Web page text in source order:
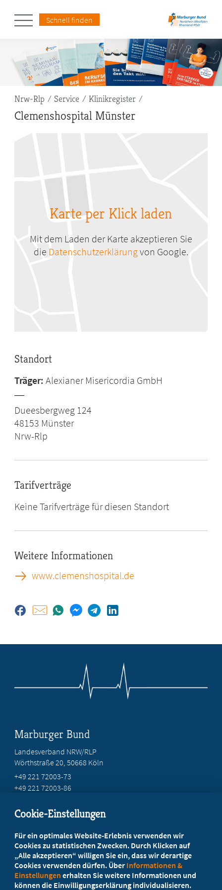
Schnell finden
Pfadnavigation
Nrw-Rlp Service Klinikregister
Clemenshospital Münster
Karte per Klick laden
Mit dem Laden der Karte akzeptieren Sie
die Datenschutzerklärungvon Google.
Standort
Träger: Alexianer Misericordia GmbH
Dueesbergweg 124
48153 Münster
Nrw-Rlp
Tarifverträge
Keine Tarifverträge für diesen Standort
Weitere Informationen
www.clemenshospital.de
Marburger Bund
Landesverband NRW/RLP
Wörthstraße 20, 50668 Köln
+49 221 72003-73
+49 221 72003-86
Ihr Landesverband berät Sie!
Ansprechpartner
Cookie-Einstellungen
Für ein optimales Website-Erlebnis verwenden wir
Cookies zu statistischen Zwecken. Durch Klicken auf
„Alle akzeptieren“ willigen Sie ein, dass wir derartige
Cookies verwenden dürfen. Über Informationen &
Einstellungen erhalten Sie weitere Informationen und
können die Einwilligungserklärung individualisieren.